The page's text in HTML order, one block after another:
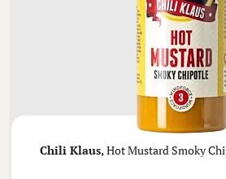
Chili Klaus,Hot Mustard Smoky